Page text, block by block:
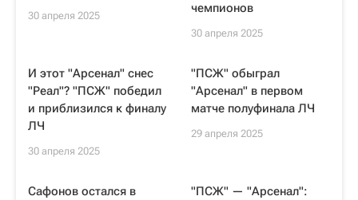
30 апреля 2025
чемпионов
30 апреля 2025
И этот "Арсенал" снес
"Реал"? "ПСЖ" победил
и приблизился к финалу
ЛЧ
30 апреля 2025
"ПСЖ" обыграл
"Арсенал" в первом
матче полуфинала ЛЧ
29 апреля 2025
Сафонов остался в
"ПСЖ" — "Арсенал":